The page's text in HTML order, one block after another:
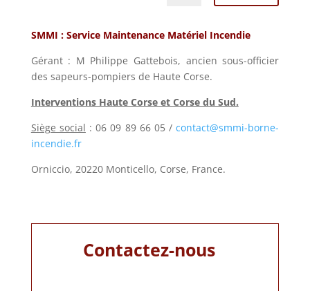
SMMI : Service Maintenance Matériel Incendie
Gérant : M Philippe Gattebois, ancien sous-officier
des sapeurs-pompiers de Haute Corse.
Interventions Haute Corse et Corse du Sud.
Siège social : 06 09 89 66 05 /contact@smmi-borne-
incendie.fr
Orniccio, 20220 Monticello, Corse, France.
Contactez-nous